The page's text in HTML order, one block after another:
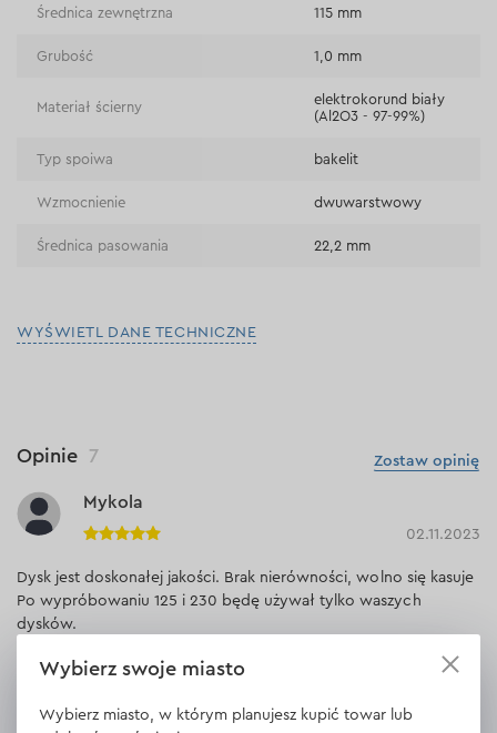
Średnica zewnętrzna 115 mm
Grubość 1,0 mm
Materiał ścierny
elektrokorund biały
(Al2O3 - 97-99%)
Typ spoiwa bakelit
Wzmocnienie dwuwarstwowy
Średnica pasowania 22,2 mm
WYŚWIETL DANE TECHNICZNE
Zostaw opinię
Opinie 7
Mykola
02.11.2023
Dysk jest doskonałej jakości. Brak nierówności, wolno się kasuje
Po wypróbowaniu 125 i 230 będę używał tylko waszych
dysków.
Odpowiedź 1 odpowiedź
Wybierz swoje miasto
Wybierz miasto, w którym planujesz kupić towar lub